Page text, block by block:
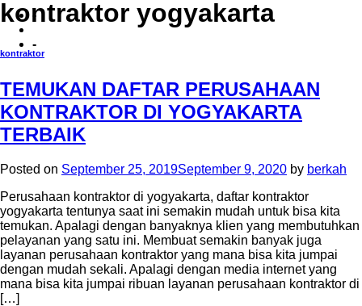
-
-
kontraktor yogyakarta
kontraktor
TEMUKAN DAFTAR PERUSAHAAN
KONTRAKTOR DI YOGYAKARTA
TERBAIK
Posted on September 25, 2019September 9, 2020 by berkah
Perusahaan kontraktor di yogyakarta, daftar kontraktor
yogyakarta tentunya saat ini semakin mudah untuk bisa kita
temukan. Apalagi dengan banyaknya klien yang membutuhkan
pelayanan yang satu ini. Membuat semakin banyak juga
layanan perusahaan kontraktor yang mana bisa kita jumpai
dengan mudah sekali. Apalagi dengan media internet yang
mana bisa kita jumpai ribuan layanan perusahaan kontraktor di
[…]